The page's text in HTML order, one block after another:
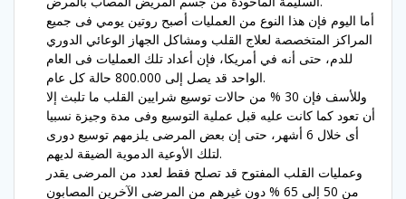
أما اليوم فإن هذا النوع من العمليات أصبح روتين يومي فى جميع
المراكز المتخصصة لعلاج القلب ومشاكل الجهاز الوعائي الدوري
للدم، حتى أنه في أمريكا، فإن أعداد تلك العمليات فى العام
الواحد قد يصل إلى 800.000 حالة كل عام.
وللأسف فإن 30 % من حالات توسيع شرايين القلب ما تلبث إلا
أن تعود كما كانت عليه قبل عملية التوسيع وفى مدة وجيزة نسبيا
أى خلال 6 أشهر، حتى إن بعض المرضى يلزمهم توسيع دورى
لتلك الأوعية الدموية الضيقة لديهم.
وعمليات القلب المفتوح قد تصلح فقط لعدد من المرضى يقدر
من 50 إلى 65 % دون غيرهم من المرضى الآخرين المصابون